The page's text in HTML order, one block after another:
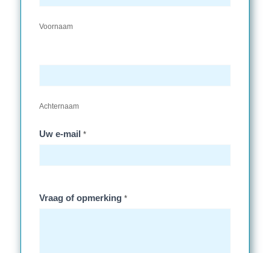
Voornaam
Achternaam
Uw e-mail *
Vraag of opmerking *